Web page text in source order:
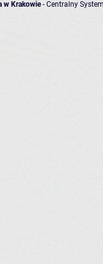
w Krakowie- Centralny